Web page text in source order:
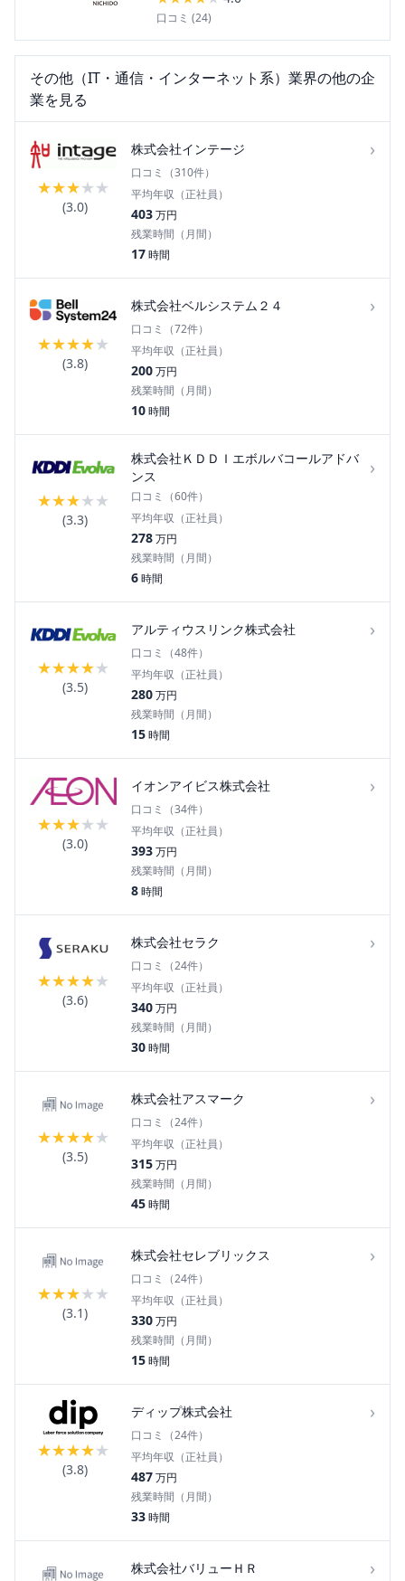
口コミ (24)
その他（IT・通信・インターネット系） 業界の他の企
業を見る
★★★★★
(3.0)
株式会社インテージ ›
口コミ（310件）
平均年収（正社員）
403万円
残業時間（月間）
17時間
★★★★★
(3.8)
株式会社ベルシステム２４ ›
口コミ（72件）
平均年収（正社員）
200万円
残業時間（月間）
10時間
★★★★★
(3.3)
株式会社ＫＤＤＩエボルバコールアドバ
ンス
›
口コミ（60件）
平均年収（正社員）
278万円
残業時間（月間）
6時間
★★★★★
(3.5)
アルティウスリンク株式会社 ›
口コミ（48件）
平均年収（正社員）
280万円
残業時間（月間）
15時間
★★★★★
(3.0)
イオンアイビス株式会社 ›
口コミ（34件）
平均年収（正社員）
393万円
残業時間（月間）
8時間
★★★★★
(3.6)
株式会社セラク ›
口コミ（24件）
平均年収（正社員）
340万円
残業時間（月間）
30時間
★★★★★
(3.5)
株式会社アスマーク ›
口コミ（24件）
平均年収（正社員）
315万円
残業時間（月間）
45時間
★★★★★
(3.1)
株式会社セレブリックス ›
口コミ（24件）
平均年収（正社員）
330万円
残業時間（月間）
15時間
★★★★★
(3.8)
ディップ株式会社 ›
口コミ（24件）
平均年収（正社員）
487万円
残業時間（月間）
33時間
株式会社バリューＨＲ ›